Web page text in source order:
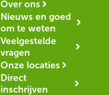
Over ons
Nieuws en goed
om te weten
Veelgestelde
vragen
Onze locaties
Direct
inschrijven